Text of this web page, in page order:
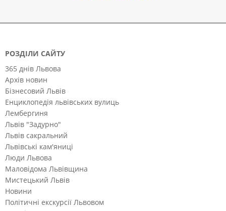
РОЗДІЛИ САЙТУ
365 днів Львова
Архів новин
Бізнесовий Львів
Енциклопедія львівських вулиць
Лембергиня
Львів "Задурно"
Львів сакральний
Львівські кам'яниці
Люди Львова
Маловідома Львівщина
Мистецький Львів
Новини
Політичні екскурсії Львовом